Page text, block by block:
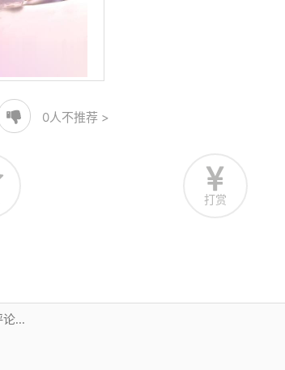
0人不推荐 >
打赏